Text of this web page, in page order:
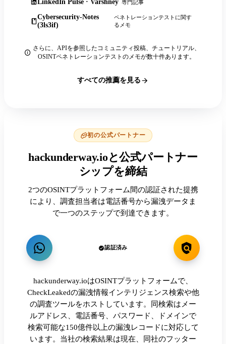
LinkedIn Pulse · Varshney 専門記事
Cybersecurity-Notes
(3ls3if)
ペネトレーションテストに関す
るメモ
さらに、APIを参照したコミュニティ投稿、チュートリアル、
OSINTペネトレーションテストのメモが数十件あります。
すべての推薦を見る
初の公式パートナー
hackunderway.ioと公式パートナー
シップを締結
2つのOSINTプラットフォーム間の認証された提携
により、調査担当者は電話番号から漏洩データま
で一つのステップで到達できます。
認証済み
hackunderway.ioはOSINTプラットフォームで、
CheckLeakedの漏洩情報インテリジェンス検索や他
の調査ツールをホストしています。同検索はメー
ルアドレス、電話番号、パスワード、ドメインで
検索可能な150億件以上の漏洩レコードに対応して
います。当社の検索結果は現在、同社のフッター